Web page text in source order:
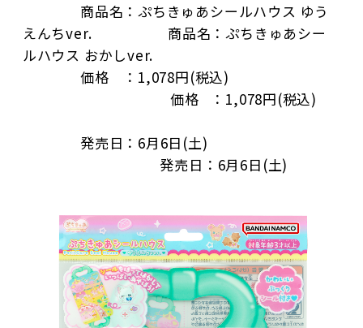
商品名：ぷちきゅあシールハウス ゆう
えんちver.　　　 　　商品名：ぷちきゅあシー
ルハウス おかしver.
価格　：1,078円(税込)
価格   ：1,078円(税込)
発売日：6月6日(土)
発売日：6月6日(土)